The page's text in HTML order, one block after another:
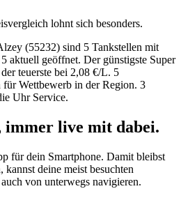
lohnt sich besonders.
(55232) sind 5 Tankstellen mit
aktuell geöffnet. Der günstigste Super
teuerste bei 2,08 €/L. 5
für Wettbewerb in der Region. 3
Uhr Service.
immer live mit dabei.
für dein Smartphone. Damit bleibst
deine meist besuchten
von unterwegs navigieren.